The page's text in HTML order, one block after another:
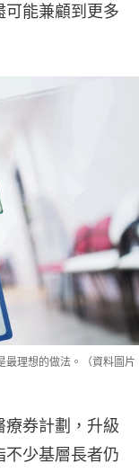
能兼顧到更多
最理想的做法。（資料圖片
療券計劃，升級
少基層長者仍